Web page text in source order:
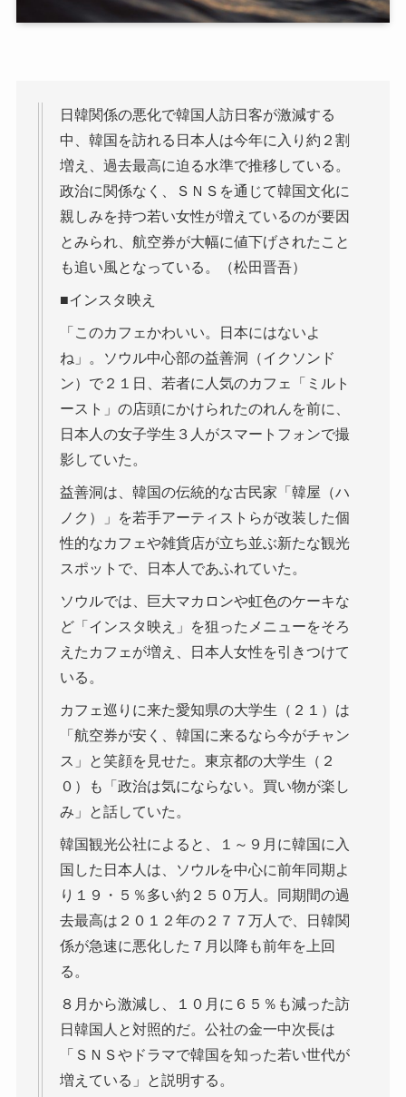
日韓関係の悪化で韓国人訪日客が激減する
中、韓国を訪れる日本人は今年に入り約２割
増え、過去最高に迫る水準で推移している。
政治に関係なく、ＳＮＳを通じて韓国文化に
親しみを持つ若い女性が増えているのが要因
とみられ、航空券が大幅に値下げされたこと
も追い風となっている。（松田晋吾）
■インスタ映え
「このカフェかわいい。日本にはないよ
ね」。ソウル中心部の益善洞（イクソンド
ン）で２１日、若者に人気のカフェ「ミルト
ースト」の店頭にかけられたのれんを前に、
日本人の女子学生３人がスマートフォンで撮
影していた。
益善洞は、韓国の伝統的な古民家「韓屋（ハ
ノク）」を若手アーティストらが改装した個
性的なカフェや雑貨店が立ち並ぶ新たな観光
スポットで、日本人であふれていた。
ソウルでは、巨大マカロンや虹色のケーキな
ど「インスタ映え」を狙ったメニューをそろ
えたカフェが増え、日本人女性を引きつけて
いる。
カフェ巡りに来た愛知県の大学生（２１）は
「航空券が安く、韓国に来るなら今がチャン
ス」と笑顔を見せた。東京都の大学生（２
０）も「政治は気にならない。買い物が楽し
み」と話していた。
韓国観光公社によると、１～９月に韓国に入
国した日本人は、ソウルを中心に前年同期よ
り１９・５％多い約２５０万人。同期間の過
去最高は２０１２年の２７７万人で、日韓関
係が急速に悪化した７月以降も前年を上回
る。
８月から激減し、１０月に６５％も減った訪
日韓国人と対照的だ。公社の金一中次長は
「ＳＮＳやドラマで韓国を知った若い世代が
増えている」と説明する。